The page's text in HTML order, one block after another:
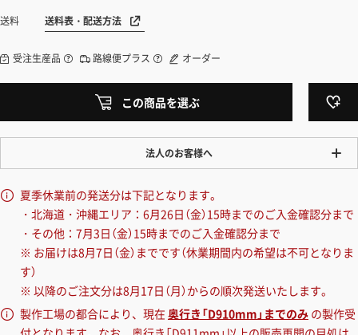
送料 送料表・配送方法
受注生産品 路線便プラス オーダー
この商品を選ぶ
法人のお客様へ
ワンプライス販売
法人・個人様いずれも全て一律の価格で販売しております。法人/個人
事業主様には「請求書払い」も対応しています。
「請求書払い」の詳細はこちら
カートでのお見積り機能
「この商品を選ぶ」からご希望の商品をカートに入れていただき、お届
け先種別・都道府県を選択すると、送料を含んだ合計金額を確認する
夏季休業前の発送分は下記となります。
・北海道・沖縄エリア：6月26日（金）15時までのご入金確認分まで
・その他：7月3日（金）15時までのご入金確認分まで
※ お届けは8月7日（金）までです（休業期間内の希望は不可となりま
す）
※ 以降のご注文分は8月17日（月）からの順次発送いたします。
製作工場の都合により、現在 奥行き「D910mm」までのみ の製作受